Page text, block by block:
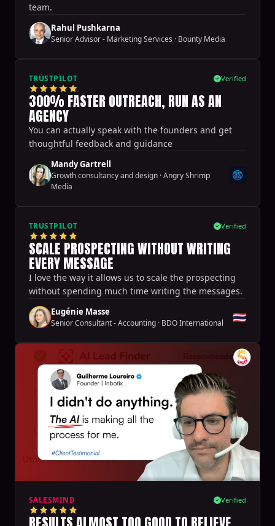
team.
Rahul Pushkarna
Senior Advisor - Marketing Services · Bounty Media
TRUSTPILOT Verified
300% FASTER OUTREACH, RUN AS AN
AGENCY
You can actually speak with the founders and get
thoughtful feedback and guidance
Mandy Gartrell
Growth consultancy and design ·Angry Shrimp
Media
TRUSTPILOT Verified
SCALE PROSPECTING WITHOUT WRITING
EVERY MESSAGE
I love the way it allows us to scale the prospecting
without spending much time writing the messages.
Eugénie Masse
Senior Consultant - Accounting · BDO International 🇹🇭
SALESMIND Verified